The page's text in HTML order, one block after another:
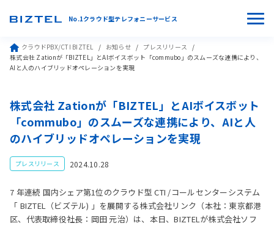
No.1クラウド型テレフォニーサービス
クラウドPBX/CTI BIZTEL お知らせ
プレスリリース
株式会社 Zationが「BIZTEL」とAIボイスボット「commubo」のスムーズな連携により、
AIと人のハイブリッドオペレーションを実現
株式会社 Zationが「BIZTEL」とAIボイスボット
「commubo」のスムーズな連携により、AIと人
のハイブリッドオペレーションを実現
プレスリリース 2024.10.28
7 年連続 国内シェア第1位のクラウド型 CTI /コールセンターシステム
「 BIZTEL（ビズテル) 」を展開する株式会社リンク（本社：東京都港
区、代表取締役社長：岡田 元治）は、本日、BIZTELが株式会社ソフ